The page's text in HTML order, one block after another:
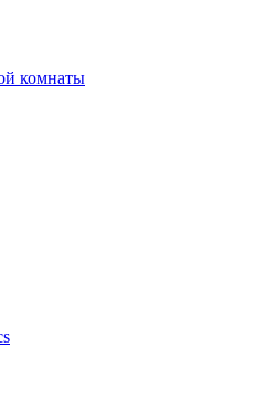
комнаты